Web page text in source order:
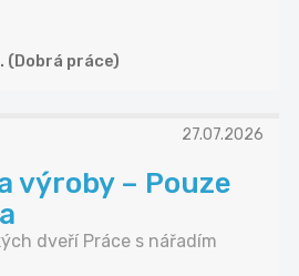
(Dobrá práce)
27.07.2026
výroby – Pouze
dveří Práce s nářadím